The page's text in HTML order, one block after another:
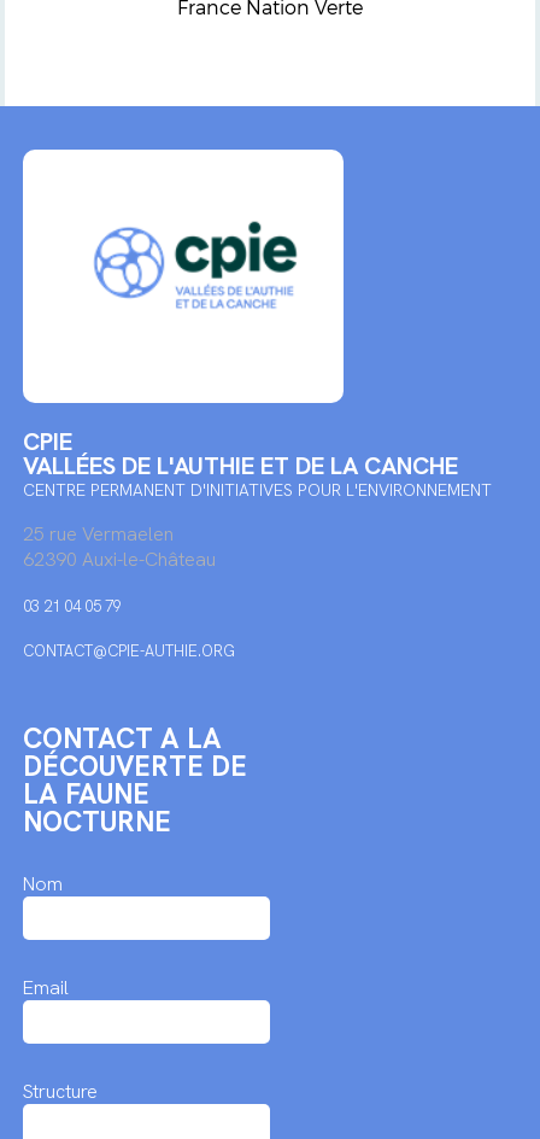
France Nation Verte
CPIE
VALLÉES DE L'AUTHIE ET DE LA CANCHE
CENTRE PERMANENT D'INITIATIVES POUR L'ENVIRONNEMENT
25 rue Vermaelen
62390 Auxi-le-Château
03 21 04 05 79
CONTACT@CPIE-AUTHIE.ORG
CONTACT A LA
DÉCOUVERTE DE
LA FAUNE
NOCTURNE
Nom
Email
Structure